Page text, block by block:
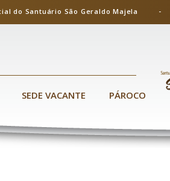
do Santuário São Geraldo
SEDE VACANTE PÁROCO